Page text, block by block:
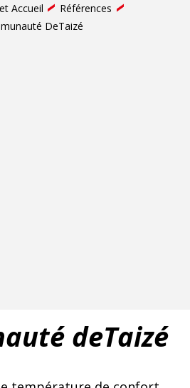
Accueil
Références
DeTaizé
deTaizé